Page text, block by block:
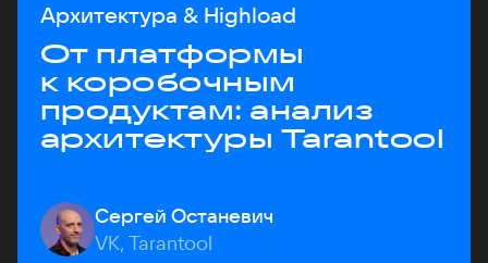
Архитектура & Highload
От платформы
к коробочным
продуктам: анализ
архитектуры Tarantool
Сергей Останевич
VK, Tarantool